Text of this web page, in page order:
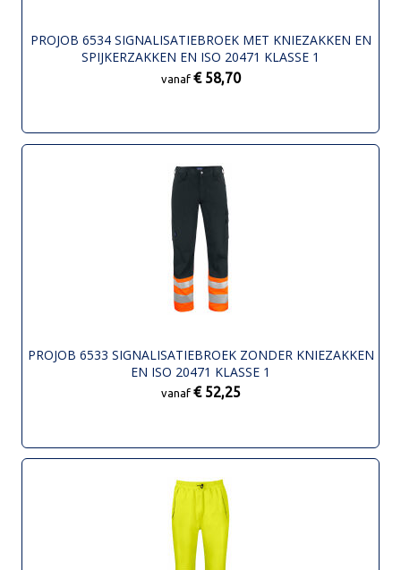
PROJOB 6534 SIGNALISATIEBROEK MET KNIEZAKKEN EN
SPIJKERZAKKEN EN ISO 20471 KLASSE 1
vanaf € 58,70
PROJOB 6533 SIGNALISATIEBROEK ZONDER KNIEZAKKEN
EN ISO 20471 KLASSE 1
vanaf € 52,25